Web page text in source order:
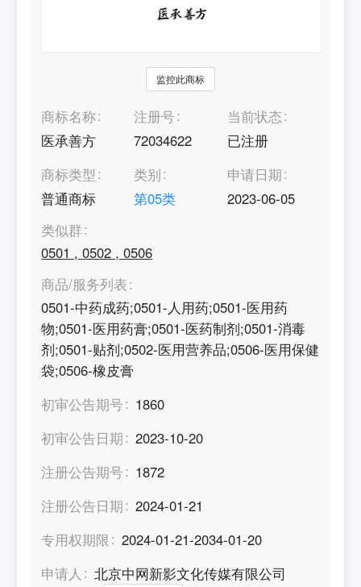
监控此商标
商标名称
医承善方
注册号
72034622
当前状态
已注册
商标类型
普通商标
类别
第05类
申请日期
2023-06-05
类似群
0501 ,0502 ,0506
商品/服务列表
0501-中药成药;0501-人用药;0501-医用药
物;0501-医用药膏;0501-医药制剂;0501-消毒
剂;0501-贴剂;0502-医用营养品;0506-医用保健
袋;0506-橡皮膏
初审公告期号
1860
初审公告日期
2023-10-20
注册公告期号
1872
注册公告日期
2024-01-21
专用权期限
2024-01-21-2034-01-20
申请人
北京中网新影文化传媒有限公司